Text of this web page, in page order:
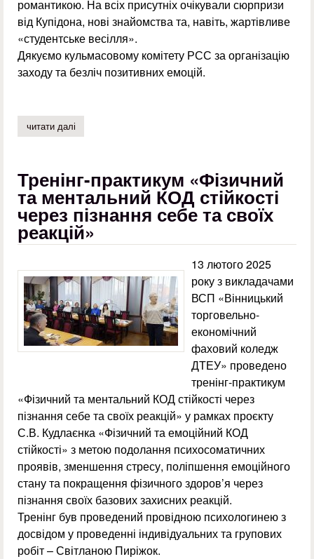
романтикою. На всіх присутніх очікували сюрпризи
від Купідона, нові знайомства та, навіть, жартівливе
«студентське весілля».
Дякуємо кульмасовому комітету РСС за організацію
заходу та безліч позитивних емоцій.
читати далі
Тренінг-практикум «Фізичний
та ментальний КОД стійкості
через пізнання себе та своїх
реакцій»
13 лютого 2025
року з викладачами
ВСП «Вінницький
торговельно-
економічний
фаховий коледж
ДТЕУ» проведено
тренінг-практикум
«Фізичний та ментальний КОД стійкості через
пізнання себе та своїх реакцій» у рамках проєкту
С.В. Кудлаєнка «Фізичний та емоційний КОД
стійкості» з метою подолання психосоматичних
проявів, зменшення стресу, поліпшення емоційного
стану та покращення фізичного здоров’я через
пізнання своїх базових захисних реакцій.
Тренінг був проведений провідною психологинею з
досвідом у проведенні індивідуальних та групових
робіт – Світланою Пиріжок.